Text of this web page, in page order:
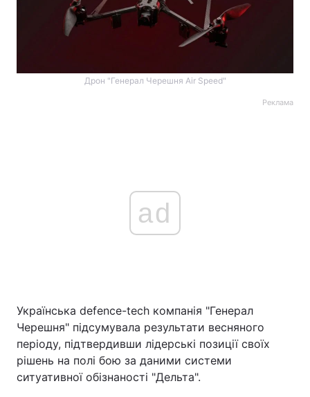
Дрон "Генерал Черешня Air Speed"
Реклама
ad
Українська defence-tech компанія "Генерал
Черешня" підсумувала результати весняного
періоду, підтвердивши лідерські позиції своїх
рішень на полі бою за даними системи
ситуативної обізнаності "Дельта".